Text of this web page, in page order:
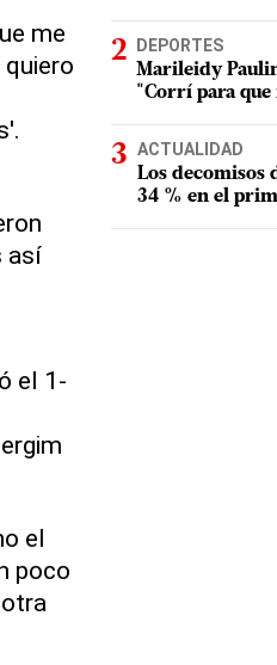
me
así
el 1-
el
poco
DEPORTES
Marileidy
"Corrí para que
ACTUALIDAD
Los decomisos
34 % en el